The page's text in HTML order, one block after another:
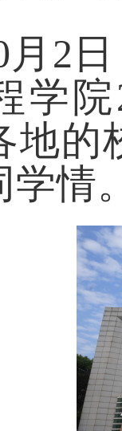
月 2
学院
地的
学情